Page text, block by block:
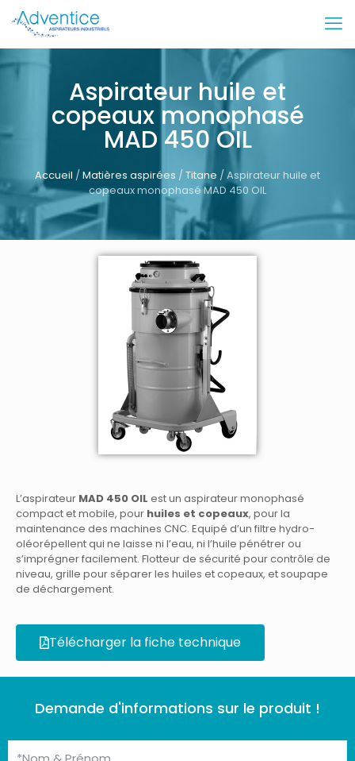
Aspirateur huile et
copeaux monophasé
MAD 450 OIL
Accueil /Matières aspirées /Titane / Aspirateur huile et
copeaux monophasé MAD 450 OIL
L’aspirateur MAD 450 OIL est un aspirateur monophasé
compact et mobile, pour huiles et copeaux, pour la
maintenance des machines CNC. Equipé d’un filtre hydro-
oléorépellent qui ne laisse ni l’eau, ni l’huile pénétrer ou
s’imprégner facilement. Flotteur de sécurité pour contrôle de
niveau, grille pour séparer les huiles et copeaux, et soupape
de déchargement.
Télécharger la fiche technique
Demande d'informations sur le produit !